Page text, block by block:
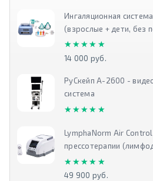
Ингаляционная
(взрослые + дети, без
★★★★★
★★★★★
14 000 руб.
РуСкейп А-2600 -
система
★★★★★
★★★★★
LymphaNorm Air
прессотерапии
★★★★★
★★★★★
49 900 руб.